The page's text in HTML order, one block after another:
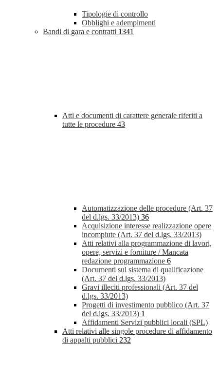
Tipologie di controllo
Obblighi e adempimenti
Bandi di gara e contratti 1341
Atti e documenti di carattere generale riferiti a
tutte le procedure 43
Automatizzazione delle procedure (Art. 37
del d.lgs. 33/2013) 36
Acquisizione interesse realizzazione opere
incompiute (Art. 37 del d.lgs. 33/2013)
Atti relativi alla programmazione di lavori,
opere, servizi e forniture / Mancata
redazione programmazione 6
Documenti sul sistema di qualificazione
(Art. 37 del d.lgs. 33/2013)
Gravi illeciti professionali (Art. 37 del
d.lgs. 33/2013)
Progetti di investimento pubblico (Art. 37
del d.lgs. 33/2013) 1
Affidamenti Servizi pubblici locali (SPL)
Atti relativi alle singole procedure di affidamento
di appalti pubblici 232